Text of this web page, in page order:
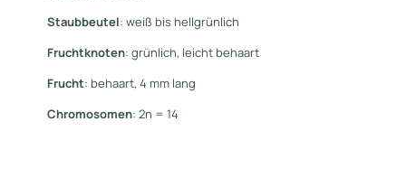
Staubbeutel: weiß bis hellgrünlich
Fruchtknoten: grünlich, leicht behaart
Frucht: behaart, 4 mm lang
Chromosomen: 2n = 14